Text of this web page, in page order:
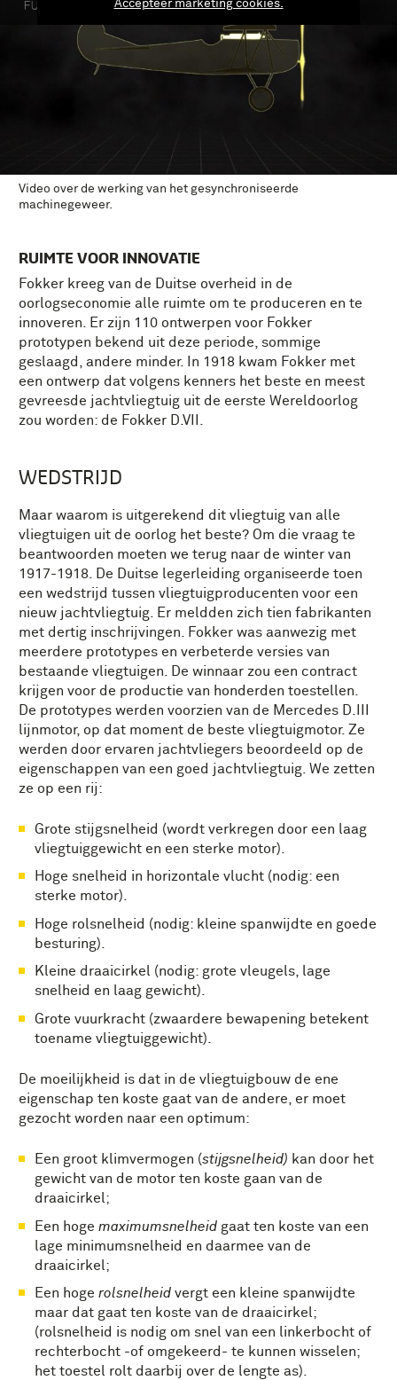
Accepteer marketing cookies.
Video over de werking van het gesynchroniseerde
machinegeweer.
RUIMTE VOOR INNOVATIE
Fokker kreeg van de Duitse overheid in de
oorlogseconomie alle ruimte om te produceren en te
innoveren. Er zijn 110 ontwerpen voor Fokker
prototypen bekend uit deze periode, sommige
geslaagd, andere minder. In 1918 kwam Fokker met
een ontwerp dat volgens kenners het beste en meest
gevreesde jachtvliegtuig uit de eerste Wereldoorlog
zou worden: de Fokker D.VII.
WEDSTRIJD
Maar waarom is uitgerekend dit vliegtuig van alle
vliegtuigen uit de oorlog het beste? Om die vraag te
beantwoorden moeten we terug naar de winter van
1917-1918. De Duitse legerleiding organiseerde toen
een wedstrijd tussen vliegtuigproducenten voor een
nieuw jachtvliegtuig. Er meldden zich tien fabrikanten
met dertig inschrijvingen. Fokker was aanwezig met
meerdere prototypes en verbeterde versies van
bestaande vliegtuigen. De winnaar zou een contract
krijgen voor de productie van honderden toestellen.
De prototypes werden voorzien van de Mercedes D.III
lijnmotor, op dat moment de beste vliegtuigmotor. Ze
werden door ervaren jachtvliegers beoordeeld op de
eigenschappen van een goed jachtvliegtuig. We zetten
ze op een rij:
Grote stijgsnelheid (wordt verkregen door een laag
vliegtuiggewicht en een sterke motor).
Hoge snelheid in horizontale vlucht (nodig: een
sterke motor).
Hoge rolsnelheid (nodig: kleine spanwijdte en goede
besturing).
Kleine draaicirkel (nodig: grote vleugels, lage
snelheid en laag gewicht).
Grote vuurkracht (zwaardere bewapening betekent
toename vliegtuiggewicht).
De moeilijkheid is dat in de vliegtuigbouw de ene
eigenschap ten koste gaat van de andere, er moet
gezocht worden naar een optimum:
Een groot klimvermogen (stijgsnelheid) kan door het
gewicht van de motor ten koste gaan van de
draaicirkel;
Een hoge maximumsnelheidgaat ten koste van een
lage minimumsnelheid en daarmee van de
draaicirkel;
Een hoge rolsnelheidvergt een kleine spanwijdte
maar dat gaat ten koste van de draaicirkel;
(rolsnelheid is nodig om snel van een linkerbocht of
rechterbocht -of omgekeerd- te kunnen wisselen;
het toestel rolt daarbij over de lengte as).